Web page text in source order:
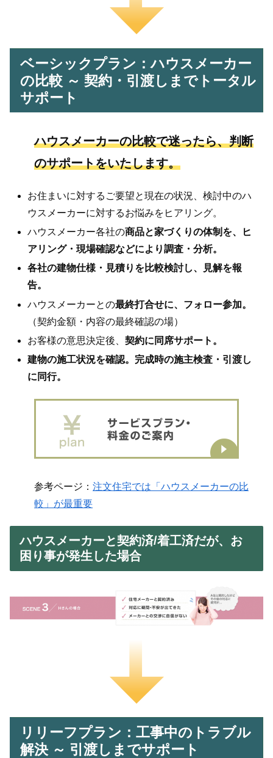
ベーシックプラン：ハウスメーカー
の比較 ～ 契約・引渡しまでトータル
サポート
ハウスメーカーの比較で迷ったら、判断
のサポートをいたします。
お住まいに対するご要望と現在の状況、検討中のハ
ウスメーカーに対するお悩みをヒアリング。
ハウスメーカー各社の商品と家づくりの体制を、ヒ
アリング・現場確認などにより調査・分析。
各社の建物仕様・見積りを比較検討し、見解を報
告。
ハウスメーカーとの最終打合せに、フォロー参加。
（契約金額・内容の最終確認の場）
お客様の意思決定後、契約に同席サポート。
建物の施工状況を確認。完成時の施主検査・引渡し
に同行。
参考ページ： 注文住宅では「ハウスメーカーの比
較」が最重要
ハウスメーカーと契約済/着工済だが、お
困り事が発生した場合
リリーフプラン：工事中のトラブル
解決 ～ 引渡しまでサポート